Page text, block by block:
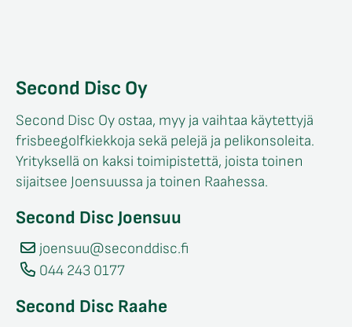
Second Disc Oy
Second Disc Oy ostaa, myy ja vaihtaa käytettyjä
frisbeegolfkiekkoja sekä pelejä ja pelikonsoleita.
Yrityksellä on kaksi toimipistettä, joista toinen
sijaitsee Joensuussa ja toinen Raahessa.
Second Disc Joensuu
joensuu@seconddisc.fi
044 243 0177
Second Disc Raahe